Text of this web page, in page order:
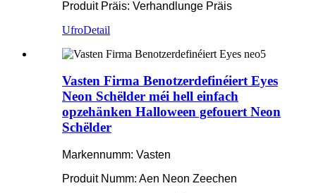
Produit Präis: Verhandlunge Präis
UfroDetail
Vasten Firma Benotzerdefinéiert Eyes
Neon Schëlder méi hell einfach
opzehänken Halloween gefouert Neon
Schëlder
Markennumm: Vasten
Produit Numm: Aen Neon Zeechen